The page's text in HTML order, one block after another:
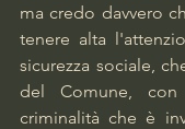
ma credo davvero
tenere alta
sicurezza sociale,
del Comune,
criminalità che è